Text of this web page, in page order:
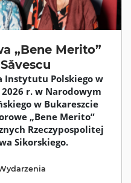
„Bene Merito”
Instytutu Polskiego w
r. w Narodowym
w Bukareszcie
„Bene Merito”
Rzeczypospolitej
Sikorskiego.